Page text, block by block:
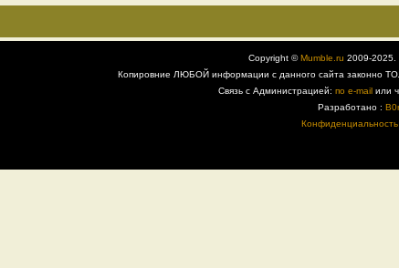
Copyright ©Mumble.ru 2009-
Копировние ЛЮБОЙ информации с данного сайта законно
Связь с Администрацией: по e-mail или
Разработано :
Конфиденциальность